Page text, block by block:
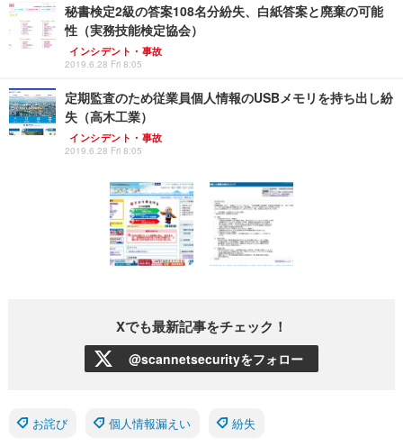
秘書検定2級の答案108名分紛失、白紙答案と廃棄の可能
性（実務技能検定協会）
インシデント・事故
2019.6.28 Fri 8:05
定期監査のため従業員個人情報のUSBメモリを持ち出し紛
失（高木工業）
インシデント・事故
2019.6.28 Fri 8:05
Xでも最新記事をチェック！
@scannetsecurityをフォロー
お詫び 個人情報漏えい 紛失